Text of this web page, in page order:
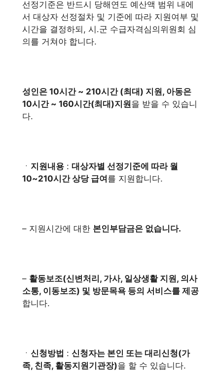
선정기준은 반드시 당해연도 예산액 범위 내에
서 대상자 선정절차 및 기준에 따라 지원여부 및
시간을 결정하되, 시․군 수급자격심의위원회 심
의를 거쳐야 합니다.
성인은 10시간 ~ 210시간 (최대) 지원, 아동은
10시간 ~ 160시간(최대)지원을 받을 수 있습니
다.
ㆍ 지원내용 : 대상자별 선정기준에 따라 월
10~210시간 상당 급여를 지원합니다.
– 지원시간에 대한 본인부담금은 없습니다.
– 활동보조(신변처리, 가사, 일상생활 지원, 의사
소통, 이동보조) 및 방문목욕 등의 서비스를 제공
합니다.
ㆍ 신청방법 : 신청자는 본인 또는 대리신청(가
족, 친족, 활동지원기관장)을 할 수 있습니다.